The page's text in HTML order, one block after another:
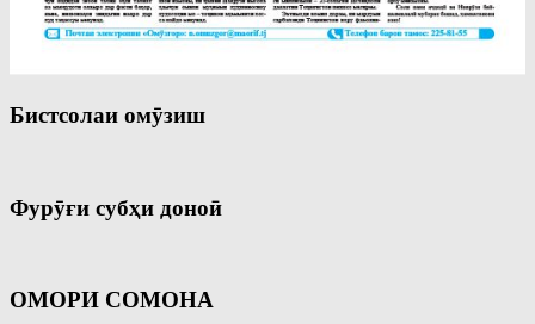
Бистсолаи омӯзиш
Фурӯғи субҳи доноӣ
ОМОРИ СОМОНА